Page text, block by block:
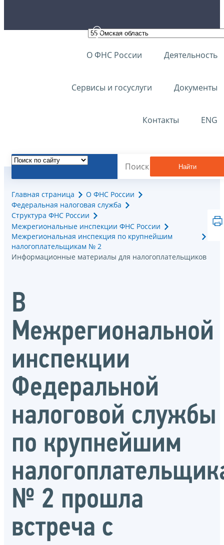
О ФНС России Деятельность
Сервисы и госуслуги Документы
Контакты ENG
Найти
Главная страница
О ФНС России
Федеральная налоговая служба
Структура ФНС России
Межрегиональные инспекции ФНС России
Межрегиональная инспекция по крупнейшим
налогоплательщикам № 2
Информационные материалы для налогоплательщиков
В
Межрегиональной
инспекции
Федеральной
налоговой службы
по крупнейшим
№ 2 прошла
встреча с